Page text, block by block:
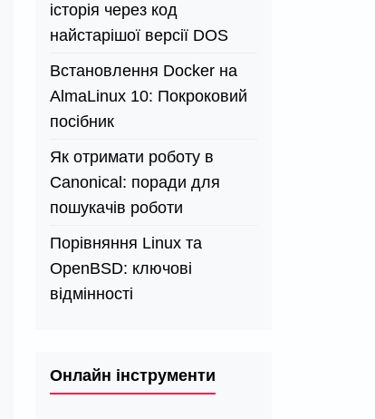
історія через код
найстарішої версії DOS
Встановлення Docker на
AlmaLinux 10: Покроковий
посібник
Як отримати роботу в
Canonical: поради для
пошукачів роботи
Порівняння Linux та
OpenBSD: ключові
відмінності
Онлайн інструменти